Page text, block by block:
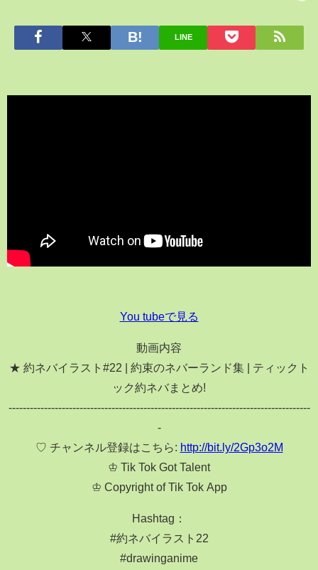
LINE
You tubeで見る
動画内容
★ 約ネバイラスト#22 | 約束のネバーランド集 | ティックト
ック約ネバまとめ!
-------------------------------------------------------------------------------------
-
♡ チャンネル登録はこちら: http://bit.ly/2Gp3o2M
♔ Tik Tok Got Talent
♔ Copyright of Tik Tok App
Hashtag：
#約ネバイラスト22
#drawinganime